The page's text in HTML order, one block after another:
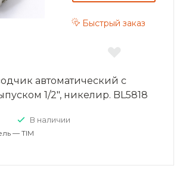
Быстрый заказ
автоматический c
1/2", никелир. BL5818
В наличии
— TIM